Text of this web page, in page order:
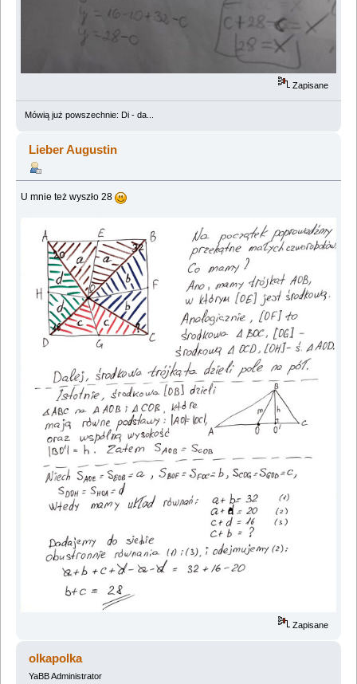
Zapisane
Mówią już powszechnie: Di - da...
Lieber Augustin
U mnie też wyszło 28
Zapisane
olkapolka
YaBB Administrator